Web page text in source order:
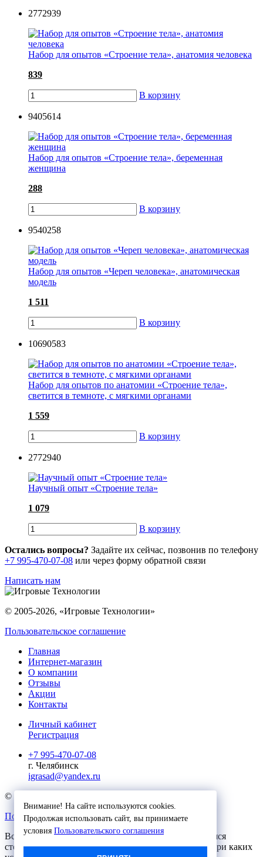
2772939
Набор для опытов «Строение тела», анатомия человека
839
В корзину
9405614
Набор для опытов «Строение тела», беременная
женщина
288
В корзину
9540258
Набор для опытов «Череп человека», анатомическая
модель
1 511
В корзину
10690583
Набор для опытов по анатомии «Строение тела»,
светится в темноте, с мягкими органами
1 559
В корзину
2772940
Научный опыт «Строение тела»
1 079
В корзину
Внимание! На сайте используются cookies.
Продолжая использовать сайт, вы принимаете
условия Пользовательского соглашения
Остались вопросы? Задайте их сейчас, позвонив по телефону
+7 995-470-07-08 или через форму обратной связи
Написать нам
© 2005-2026, «Игровые Технологии»
Пользовательское соглашение
Главная
Интернет-магазин
О компании
Отзывы
Акции
Контакты
Личный кабинет
Регистрация
+7 995-470-07-08
г. Челябинск
igrasad@yandex.ru
© 2023, Игровые Технологии
Пользовательское соглашение
Вся представленная на сайте информация, касающаяся
стоимости, носит информационный характер и ни при каких